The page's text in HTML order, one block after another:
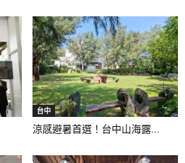
台中
涼感避暑首選！台中山海露...